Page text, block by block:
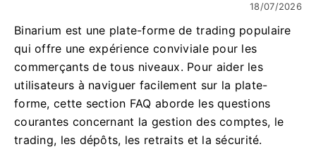
18/07/2026
Binarium est une plate-forme de trading populaire
qui offre une expérience conviviale pour les
commerçants de tous niveaux. Pour aider les
utilisateurs à naviguer facilement sur la plate-
forme, cette section FAQ aborde les questions
courantes concernant la gestion des comptes, le
trading, les dépôts, les retraits et la sécurité.